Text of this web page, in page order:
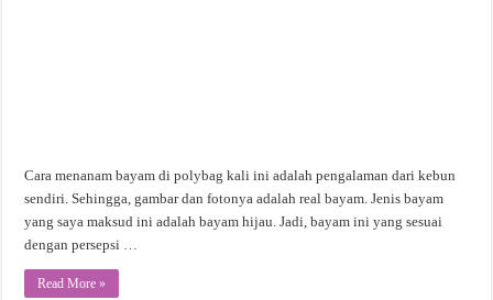
Cara menanam bayam di polybag kali ini adalah pengalaman dari kebun
sendiri. Sehingga, gambar dan fotonya adalah real bayam. Jenis bayam
yang saya maksud ini adalah bayam hijau. Jadi, bayam ini yang sesuai
dengan persepsi …
Read More »